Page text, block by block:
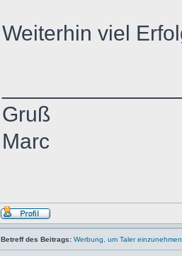
Weiterhin viel
Gruß
Marc
Betreff des Beitrags: Werbung, um Taler einzunehmen